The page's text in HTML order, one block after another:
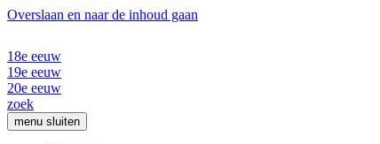
Overslaan en naar de inhoud gaan
18e eeuw
19e eeuw
20e eeuw
zoek
menu sluiten